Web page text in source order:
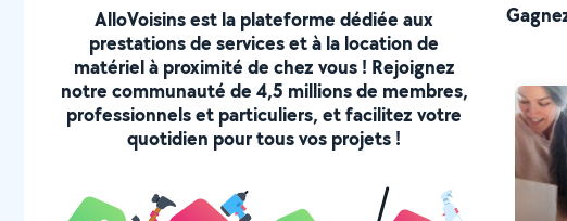
AlloVoisins est la plateforme dédiée aux
prestations de services et à la location de
matériel à proximité de chez vous ! Rejoignez
notre communauté de 4,5 millions de membres,
professionnels et particuliers, et facilitez votre
quotidien pour tous vos projets !